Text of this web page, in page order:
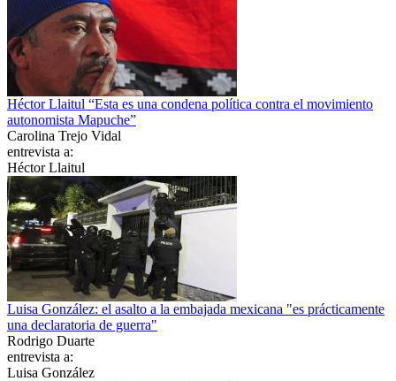
Héctor Llaitul “Esta es una condena política contra el movimiento
autonomista Mapuche”
Carolina Trejo Vidal
entrevista a:
Héctor Llaitul
Luisa González: el asalto a la embajada mexicana "es prácticamente
una declaratoria de guerra"
Rodrigo Duarte
entrevista a:
Luisa González